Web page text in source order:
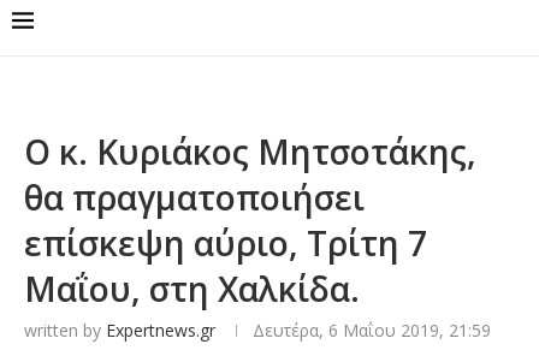
Ο κ. Κυριάκος Μητσοτάκης,
θα πραγματοποιήσει
επίσκεψη αύριο, Τρίτη 7
Μαΐου, στη Χαλκίδα.
written by Expertnews.gr Δευτέρα, 6 Μαΐου 2019, 21:59